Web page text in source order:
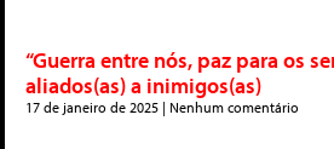
“Guerra entre nós, paz para os
aliados(as) a inimigos(as)
17 de janeiro de 2025 Nenhum comentário